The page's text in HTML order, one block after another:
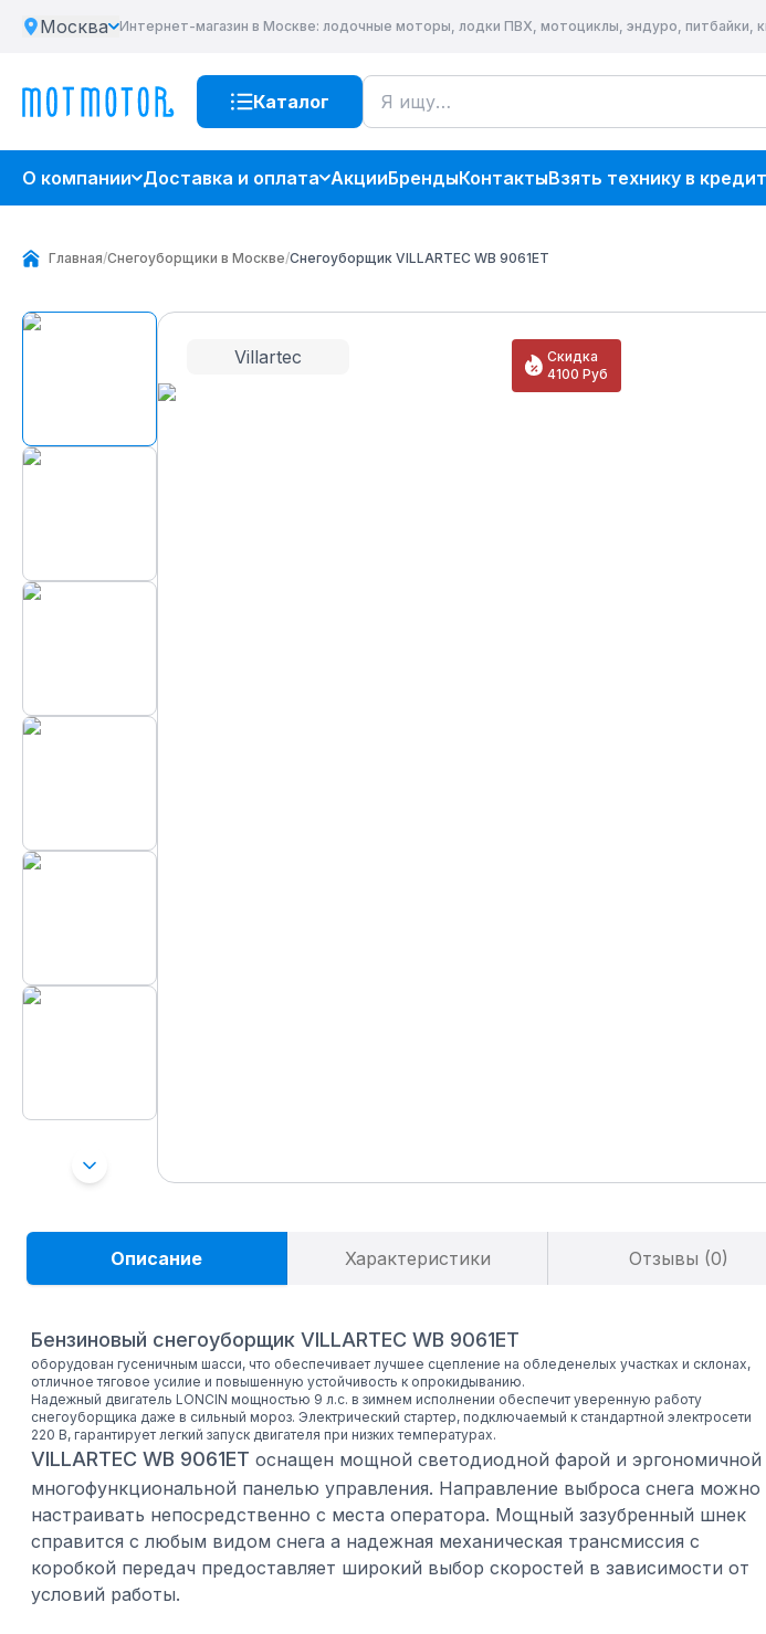
Москва Интернет-магазин в Москве: лодочные моторы, лодки ПВХ, мотоциклы, эндуро, питбайки,
Каталог
О компании Доставка и оплата АкцииБрендыКонтактыВзять технику в кредит
Главная/Снегоуборщики в Москве/Снегоуборщик VILLARTEC WB 9061ET
Villartec
Скидка
4100 Руб
Описание Характеристики Отзывы (0)
Бензиновый снегоуборщик VILLARTEC WB 9061ET
оборудован гусеничным шасси, что обеспечивает лучшее сцепление на обледенелых участках и склонах,
отличное тяговое усилие и повышенную устойчивость к опрокидыванию.
Надежный двигатель LONCIN мощностью 9 л.с. в зимнем исполнении обеспечит уверенную работу
снегоуборщика даже в сильный мороз. Электрический стартер, подключаемый к стандартной электросети
220 В, гарантирует легкий запуск двигателя при низких температурах.
VILLARTEC WB 9061ET оснащен мощной светодиодной фарой и эргономичной
многофункциональной панелью управления. Направление выброса снега можно
настраивать непосредственно с места оператора. Мощный зазубренный шнек
справится с любым видом снега а надежная механическая трансмиссия с
коробкой передач предоставляет широкий выбор скоростей в зависимости от
условий работы.